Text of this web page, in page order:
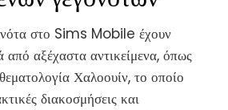
στο Sims Mobile έχουν
από αξέχαστα αντικείμενα, όπως
Χαλοουίν, το οποίο
διακοσμήσεις και